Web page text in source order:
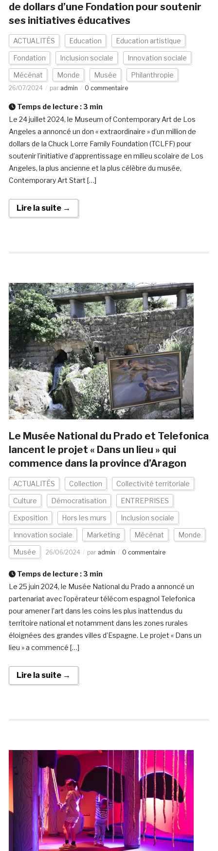
de dollars d’une Fondation pour soutenir
ses initiatives éducatives
ACTUALITÉS Education Education artistique
Fondation Inclusion sociale Innovation sociale
Mécénat Monde Musée Philanthropie
26/07/2024 par admin 0 commentaire
Temps de lecture : 3 min
Le 24 juillet 2024, le Museum of Contemporary Art de Los
Angeles a annoncé un don « extraordinaire » d’un million de
dollars de la Chuck Lorre Family Foundation (TCLFF) pour
soutenir l’initiative d’apprentissage en milieu scolaire de Los
Angeles, la plus ancienne et la plus célèbre du musée,
Contemporary Art Start […]
Lire la suite →
Le Musée National du Prado et Telefonica
lancent le projet « Dans un lieu » qui
commence dans la province d’Aragon
ACTUALITÉS Collection Collectivité territoriale
Culture Démocratisation ENTREPRISES
Exposition Hors les murs Inclusion sociale
Innovation sociale Marketing Mécénat Monde
Musée 26/06/2024 par admin 0 commentaire
Temps de lecture : 3 min
Le 25 juin 2024, le Musée National du Prado a annoncé un
partenariat avec l’opérateur télécom espagnol Telefonica
pour amener l’art dans les coins les plus inattendus du
territoire national et notamment dans les zones rurales
éloignées des grandes villes d’Espagne. Le projet « Dans un
lieu » a commencé […]
Lire la suite →